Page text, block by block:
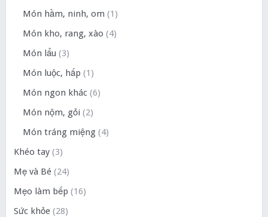
Món hầm, ninh, om (1)
Món kho, rang, xào (4)
Món lẩu (3)
Món luộc, hấp (1)
Món ngon khác(6)
Món nộm, gỏi(2)
Món tráng miệng(4)
Khéo tay(3)
Mẹ và Bé(24)
Mẹo làm bếp (16)
Sức khỏe(28)